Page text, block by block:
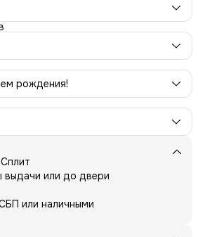
рождения!
выдачи или до двери
или наличными